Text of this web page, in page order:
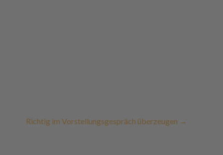
Richtig im Vorstellungsgespräch überzeugen →